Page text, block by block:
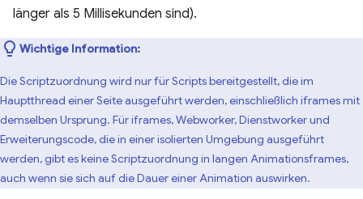
länger als 5 Millisekunden sind).
Wichtige Information:
Die Scriptzuordnung wird nur für Scripts bereitgestellt, die im
Hauptthread einer Seite ausgeführt werden, einschließlich iframes mit
demselben Ursprung. Für iframes, Webworker, Dienstworker und
Erweiterungscode, die in einer isolierten Umgebung ausgeführt
werden, gibt es keine Scriptzuordnung in langen Animationsframes,
auch wenn sie sich auf die Dauer einer Animation auswirken.